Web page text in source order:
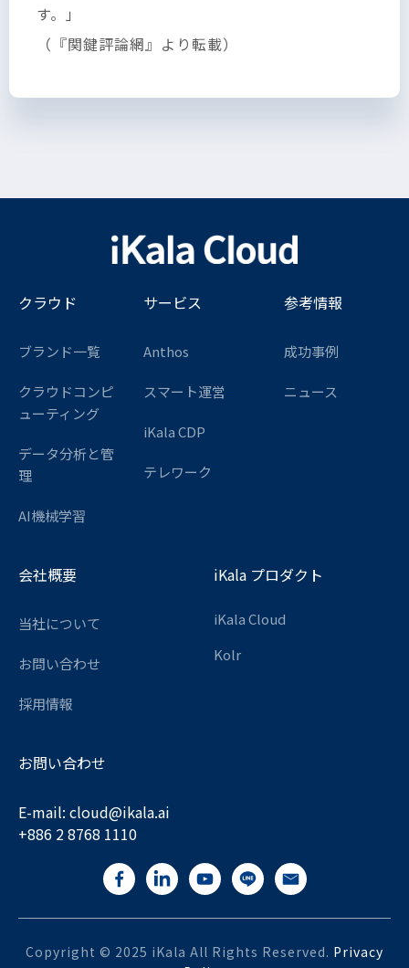
す。」
（『関鍵評論網』より転載）
クラウド
ブランド一覧
クラウドコンピ
ューティング
データ分析と管
理
AI機械学習
サービス
Anthos
スマート運営
iKala CDP
テレワーク
参考情報
成功事例
ニュース
会社概要
当社について
お問い合わせ
採用情報
iKala プロダクト
iKala Cloud
Kolr
お問い合わせ
E-mail: cloud@ikala.ai
+886 2 8768 1110
Copyright © 2025 iKala All Rights Reserved. Privacy